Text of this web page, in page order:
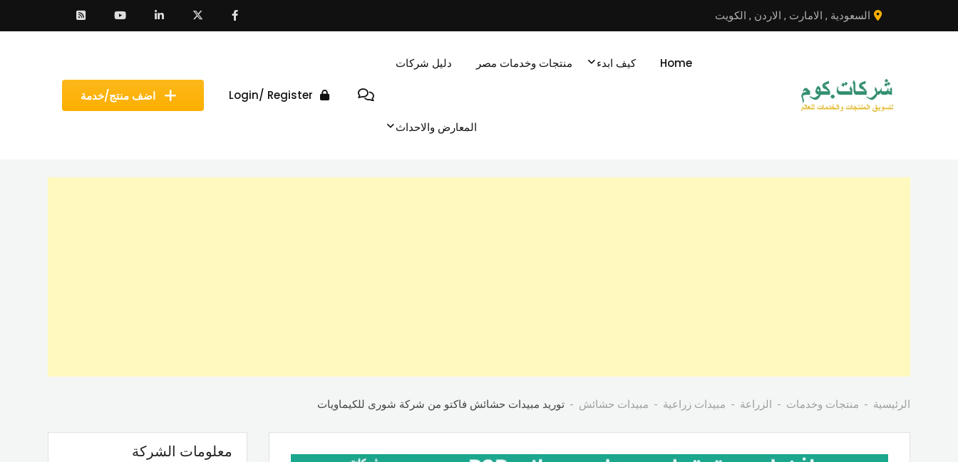
إلى
السعودية , الامارت , الاردن , الكويت
اضف منتج/خدمة Login/ Register
Home كيف ابدء منتجات وخدمات مصر دليل شركات
المعارض والاحداث
الرئيسية منتجات وخدمات الزراعة مبيدات زراعية مبيدات حشائش توريد مبيدات حشائش فاكتو من شركة شورى للكيماويات
معلومات الشركة